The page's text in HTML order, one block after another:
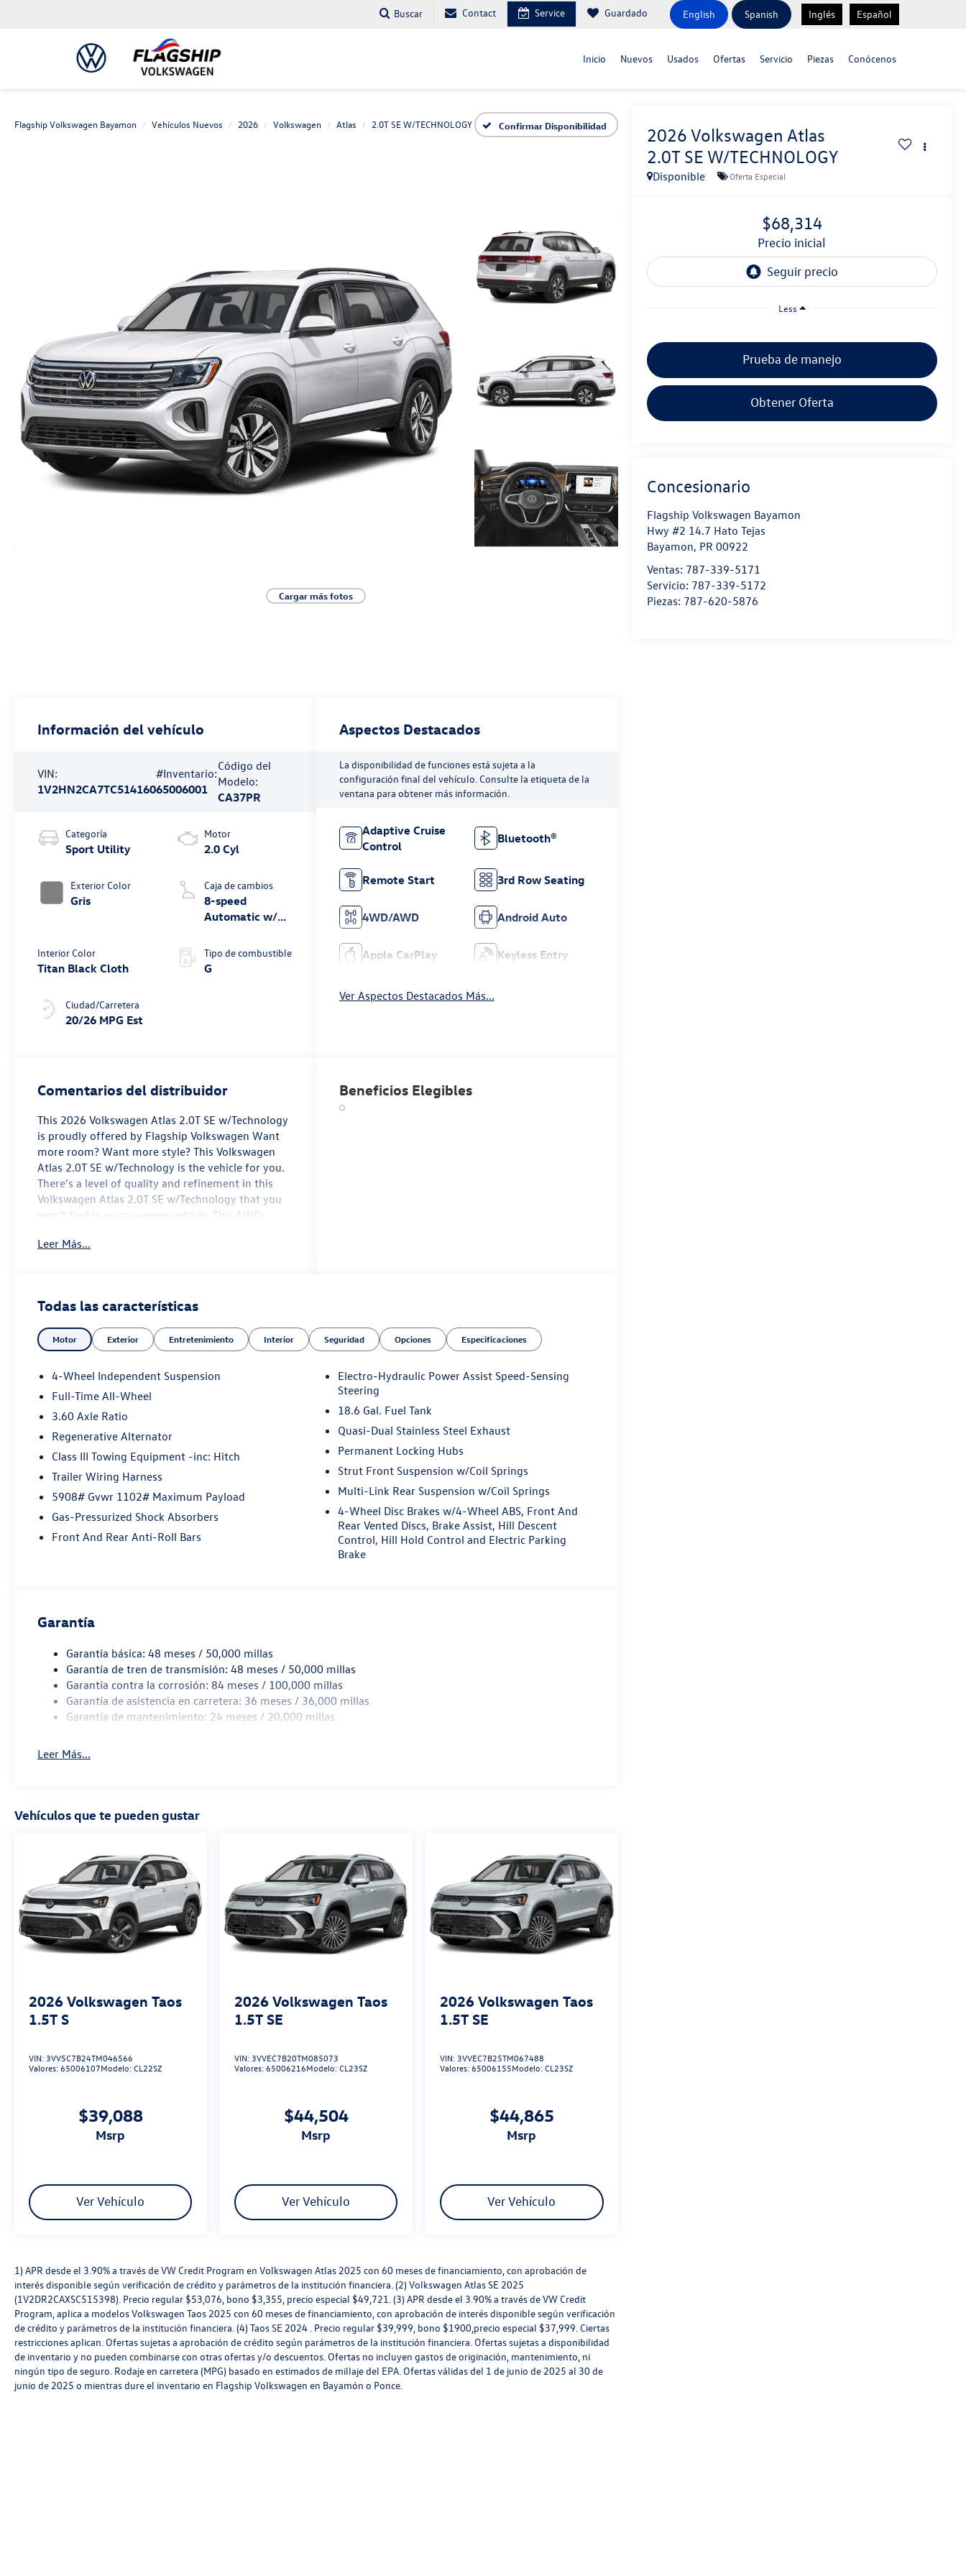
Buscar Contact Service Guardado English Spanish Inglés Español
Inicio Nuevos Usados Ofertas Servicio Piezas Conócenos
Flagship Volkswagen Bayamon Vehículos Nuevos 2026 Volkswagen Atlas 2.0T SE W/TECHNOLOGY Confirmar Disponibilidad
Cargar más fotos
2026 Volkswagen Atlas
2.0T SE W/TECHNOLOGY
Disponible Oferta Especial
$68,314
precio inicial
Less
Prueba de manejo
Obtener Oferta
Concesionario
Flagship Volkswagen Bayamon
Hwy #2 14.7 Hato Tejas
Bayamon, PR 00922
Ventas: 787-339-5171
Servicio: 787-339-5172
Piezas: 787-620-5876
Información del vehículo
VIN:
1V2HN2CA7TC514160
#Inventario:
65006001
Código del
Modelo:
CA37PR
Categoría
Sport Utility
Exterior Color
Gris
Interior Color
Titan Black Cloth
Ciudad/Carretera
20/26 MPG Est
Motor
2.0 Cyl
Caja de cambios
8-speed
Automatic w/
4MOTION®
Tipo de combustible
G
Aspectos Destacados
La disponibilidad de funciones está sujeta a la
configuración final del vehículo. Consulte la etiqueta de la
ventana para obtener más información.
Adaptive Cruise
Control
Bluetooth®
Remote Start 3rd Row Seating
4WD/AWD Android Auto
Apple CarPlay Keyless Entry
Ver Aspectos Destacados Más...
Comentarios del distribuidor
This 2026 Volkswagen Atlas 2.0T SE w/Technology
is proudly offered by Flagship Volkswagen Want
more room? Want more style? This Volkswagen
Atlas 2.0T SE w/Technology is the vehicle for you.
There's a level of quality and refinement in this
Volkswagen Atlas 2.0T SE w/Technology that you
won't find in your average vehicle. This AWD-
condition or terrain. You'll benefit from superb
you have always wanted in a car -- Quality,
Reliability, and Character.
Leer Más...
Beneficios Elegibles
Todas las características
Motor Exterior Entretenimiento Interior Seguridad Opciones Especificaciones
4-Wheel Independent Suspension
Full-Time All-Wheel
3.60 Axle Ratio
Regenerative Alternator
Class III Towing Equipment -inc: Hitch
Trailer Wiring Harness
5908# Gvwr 1102# Maximum Payload
Gas-Pressurized Shock Absorbers
Front And Rear Anti-Roll Bars
Electro-Hydraulic Power Assist Speed-Sensing
Steering
18.6 Gal. Fuel Tank
Quasi-Dual Stainless Steel Exhaust
Permanent Locking Hubs
Strut Front Suspension w/Coil Springs
Multi-Link Rear Suspension w/Coil Springs
4-Wheel Disc Brakes w/4-Wheel ABS, Front And
Rear Vented Discs, Brake Assist, Hill Descent
Control, Hill Hold Control and Electric Parking
Brake
Garantía
Garantía básica: 48 meses / 50,000 millas
Garantía de tren de transmisión: 48 meses / 50,000 millas
Garantía contra la corrosión: 84 meses / 100,000 millas
Garantía de asistencia en carretera: 36 meses / 36,000 millas
Garantía de mantenimiento: 24 meses / 20,000 millas
Leer Más...
Vehículos que te pueden gustar
2026 Volkswagen Taos
1.5T S
VIN: 3VV5C7B24TM046566
Valores:65006107Modelo:CL22SZ
$39,088
msrp
Ver Vehículo
2026 Volkswagen Taos
1.5T SE
VIN: 3VVEC7B20TM085073
Valores:65006216Modelo:CL23SZ
$44,504
msrp
Ver Vehículo
2026 Volkswagen Taos
1.5T SE
VIN: 3VVEC7B25TM067488
Valores:65006155Modelo:CL23SZ
$44,865
msrp
Ver Vehículo
1) APR desde el 3.90% a través de VW Credit Program en Volkswagen Atlas 2025 con 60 meses de financiamiento, con aprobación de
interés disponible según verificación de crédito y parámetros de la institución financiera. (2) Volkswagen Atlas SE 2025
(1V2DR2CAXSC515398). Precio regular $53,076, bono $3,355, precio especial $49,721. (3) APR desde el 3.90% a través de VW Credit
Program, aplica a modelos Volkswagen Taos 2025 con 60 meses de financiamiento, con aprobación de interés disponible según verificación
de crédito y parámetros de la institución financiera. (4) Taos SE 2024 . Precio regular $39,999, bono $1900,precio especial $37,999. Ciertas
restricciones aplican. Ofertas sujetas a aprobación de crédito según parámetros de la institución financiera. Ofertas sujetas a disponibilidad
de inventario y no pueden combinarse con otras ofertas y/o descuentos. Ofertas no incluyen gastos de originación, mantenimiento, ni
ningún tipo de seguro. Rodaje en carretera (MPG) basado en estimados de millaje del EPA. Ofertas válidas del 1 de junio de 2025 al 30 de
junio de 2025 o mientras dure el inventario en Flagship Volkswagen en Bayamón o Ponce.